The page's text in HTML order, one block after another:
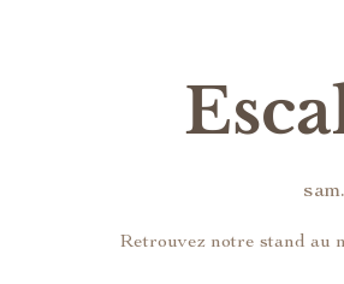
Retrouvez notre stand au